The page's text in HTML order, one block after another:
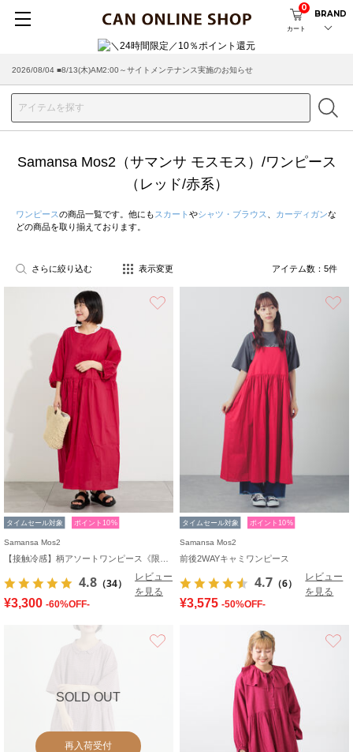
カート
0
BRAND
2026/08/04 ■8/13(木)AM2:00～サイトメンテナンス実施のお知らせ
Samansa Mos2（サマンサ モスモス）/ワンピース
（レッド/赤系）
ワンピースの商品一覧です。他にも スカート やシャツ・ブラウス カーディガンな
どの商品を取り揃えております。
さらに絞り込む 表示変更 アイテム数： 5件
タイムセール対象 ポイント10%
Samansa Mos2
4.8 （34）
レビュー
を見る
¥3,300 -60%OFF-
タイムセール対象 ポイント10%
Samansa Mos2
前後2WAYキャミワンピース
4.7 （6）
レビュー
を見る
¥3,575 -50%OFF-
SOLD OUT
再入荷受付